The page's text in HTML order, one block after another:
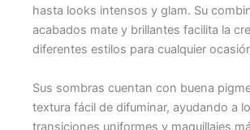
hasta looks intensos y glam. Su
acabados mate y brillantes facilita la
diferentes estilos para cualquier
Sus sombras cuentan con buena
textura fácil de difuminar, ayudando a
transiciones uniformes y maquillajes